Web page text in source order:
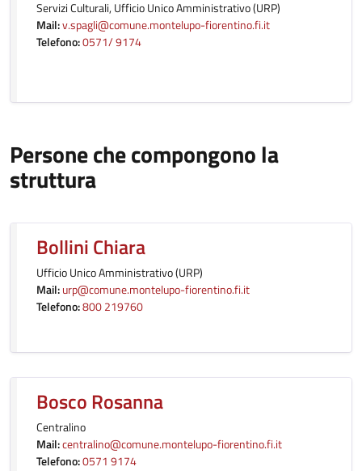
Servizi Culturali, Ufficio Unico Amministrativo (URP)
Mail:v.spagli@comune.montelupo-fiorentino.fi.it
Telefono:0571/ 9174
Persone che compongono la
struttura
Bollini Chiara
Ufficio Unico Amministrativo (URP)
Mail:urp@comune.montelupo-fiorentino.fi.it
Telefono:800 219760
Bosco Rosanna
Centralino
Mail:centralino@comune.montelupo-fiorentino.fi.it
Telefono:0571 9174